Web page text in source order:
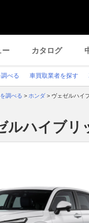
ー カタログ
べる 車買取業者を探す
調べる > ホンダ > ヴェゼルハイ
ルハイブリ